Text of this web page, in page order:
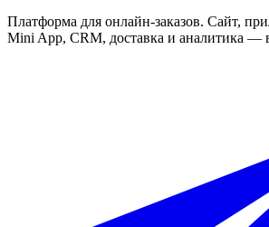
Платформа для онлайн-заказов. Сайт,
Mini App, CRM, доставка и аналитика —